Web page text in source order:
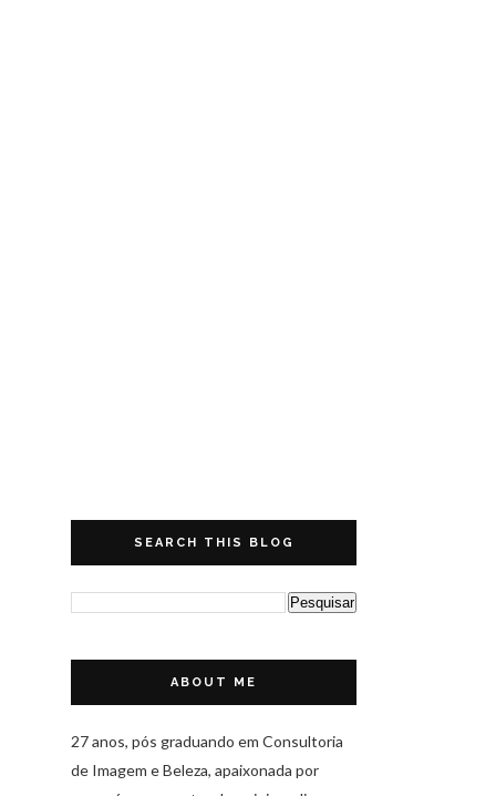
SEARCH THIS BLOG
ABOUT ME
27 anos, pós graduando em Consultoria
de Imagem e Beleza, apaixonada por